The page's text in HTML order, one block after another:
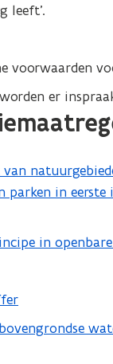
leeft’.
voorwaarden
er
parken in
in